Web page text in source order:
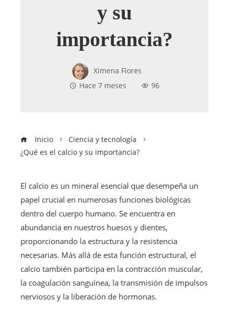
y su
importancia?
Ximena Flores
Hace 7 meses
96
Inicio
Ciencia y tecnología
¿Qué es el calcio y su importancia?
El calcio es un mineral esencial que desempeña un
papel crucial en numerosas funciones biológicas
dentro del cuerpo humano. Se encuentra en
abundancia en nuestros huesos y dientes,
proporcionando la estructura y la resistencia
necesarias. Más allá de esta función estructural, el
calcio también participa en la contracción muscular,
la coagulación sanguínea, la transmisión de impulsos
nerviosos y la liberación de hormonas.